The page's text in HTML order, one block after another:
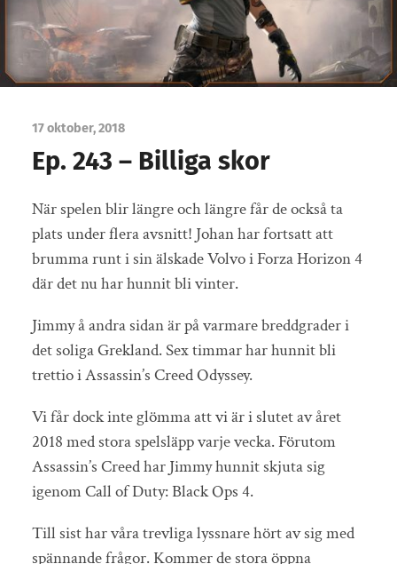
17 oktober, 2018
Ep. 243 – Billiga skor
När spelen blir längre och längre får de också ta
plats under flera avsnitt! Johan har fortsatt att
brumma runt i sin älskade Volvo i Forza Horizon 4
där det nu har hunnit bli vinter.
Jimmy å andra sidan är på varmare breddgrader i
det soliga Grekland. Sex timmar har hunnit bli
trettio i Assassin’s Creed Odyssey.
Vi får dock inte glömma att vi är i slutet av året
2018 med stora spelsläpp varje vecka. Förutom
Assassin’s Creed har Jimmy hunnit skjuta sig
igenom Call of Duty: Black Ops 4.
Till sist har våra trevliga lyssnare hört av sig med
spännande frågor. Kommer de stora öppna